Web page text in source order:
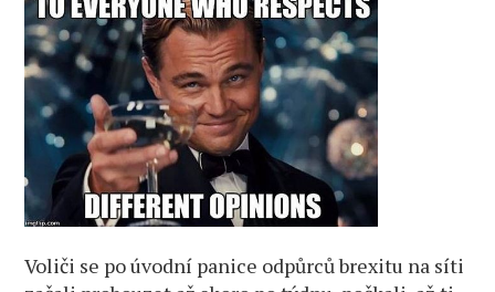
Voliči se po úvodní panice odpůrců brexitu na síti